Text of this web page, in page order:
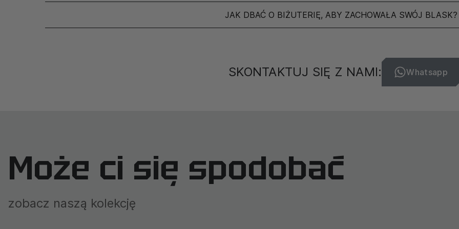
JAK DBAĆ O BIŻUTERIĘ, ABY ZACHOWAŁA SWÓJ BLASK?
SKONTAKTUJ SIĘ Z NAMI: Whatsapp
Może ci się spodobać
zobacz naszą kolekcję